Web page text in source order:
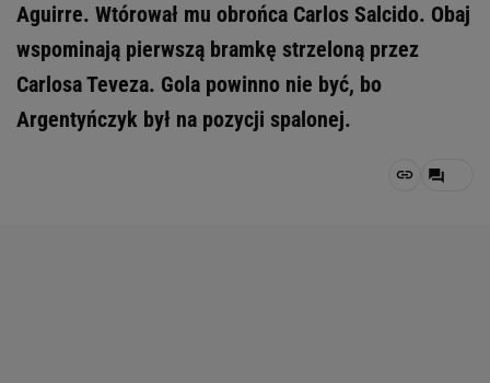
Aguirre. Wtórował mu obrońca Carlos Salcido. Obaj
wspominają pierwszą bramkę strzeloną przez
Carlosa Teveza. Gola powinno nie być, bo
Argentyńczyk był na pozycji spalonej.